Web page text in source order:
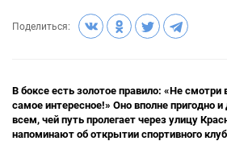
Поделиться:
В боксе есть золотое правило: «Не смотри
самое интересное!» Оно вполне пригодно и
всем, чей путь пролегает через улицу
напоминают об открытии спортивного